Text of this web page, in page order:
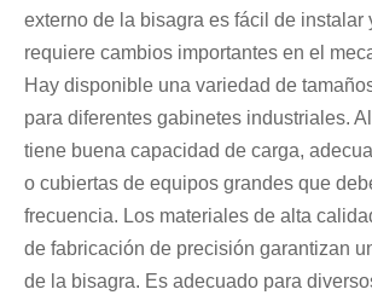
externo de la bisagra es fácil de instalar
requiere cambios importantes en el
Hay disponible una variedad de
para diferentes gabinetes industriales.
tiene buena capacidad de carga,
o cubiertas de equipos grandes que
frecuencia. Los materiales de alta
de fabricación de precisión garantizan
de la bisagra. Es adecuado para